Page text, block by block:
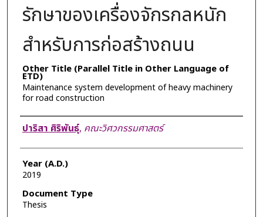
รักษาของเครื่องจักรกลหนัก
สำหรับการก่อสร้างถนน
Other Title (Parallel Title in Other Language of
ETD)
Maintenance system development of heavy machinery
for road construction
Author
ปาริสา ศิริพันธุ์, คณะวิศวกรรมศาสตร์
Year (A.D.)
2019
Document Type
Thesis